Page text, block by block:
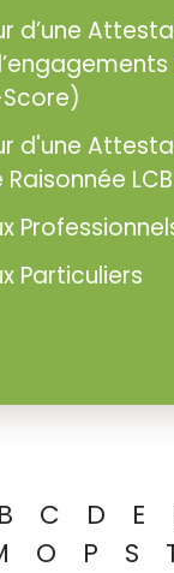
d’une
d'une
LCB
Particuliers
B C D E
O P S